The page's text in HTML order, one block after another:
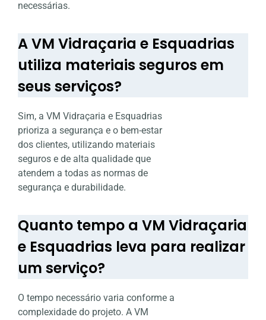
necessárias.
A VM Vidraçaria e Esquadrias
utiliza materiais seguros em
seus serviços?
Sim, a VM Vidraçaria e Esquadrias
prioriza a segurança e o bem-estar
dos clientes, utilizando materiais
seguros e de alta qualidade que
atendem a todas as normas de
segurança e durabilidade.
Quanto tempo a VM Vidraçaria
e Esquadrias leva para realizar
um serviço?
O tempo necessário varia conforme a
complexidade do projeto. A VM